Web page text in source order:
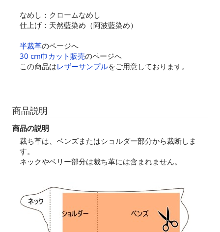
なめし：クロームなめし
仕上げ：天然藍染め（阿波藍染め）
半裁革のページへ
30 cm巾カット販売のページへ
この商品はレザーサンプルをご用意しております。
商品説明
商品の説明
裁ち革は、ベンズまたはショルダー部分から裁断しま
す。
ネックやベリー部分は裁ち革には含まれません。